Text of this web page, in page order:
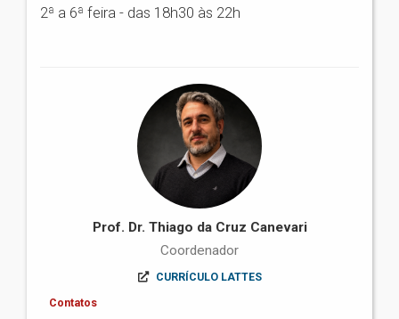
2ª a 6ª feira - das 18h30 às 22h
Prof. Dr. Thiago da Cruz Canevari
Coordenador
CURRÍCULO LATTES
Contatos